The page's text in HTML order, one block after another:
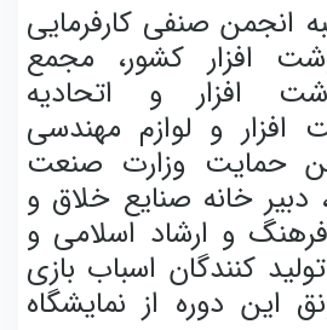
انجمن صنفی کارفرمایی
افزار کشور، مجمع
افزار و اتحادیه
افزار و لوازم مهندسی
حمایت وزارت صنعت
خانه صنایع خلاق و
و ارشاد اسلامی و
کنندگان اسباب بازی
این دوره از نمایشگاه